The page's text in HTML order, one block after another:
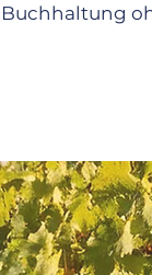
Buchhaltung